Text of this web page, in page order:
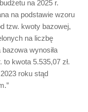
na 2025 r.
na podstawie wzoru
tzw. kwoty bazowej,
na liczbę
wynosiła
to kwota 5.535,07 zł.
roku stąd